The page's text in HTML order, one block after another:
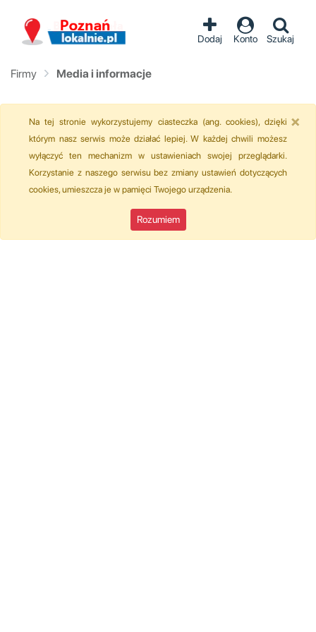
Dodaj Konto Szukaj
Firmy Media i informacje
Na tej stronie wykorzystujemy ciasteczka (ang. cookies), dzięki
którym nasz serwis może działać lepiej. W każdej chwili możesz
wyłączyć ten mechanizm w ustawieniach swojej przeglądarki.
Korzystanie z naszego serwisu bez zmiany ustawień dotyczących
cookies, umieszcza je w pamięci Twojego urządzenia.
Rozumiem
×